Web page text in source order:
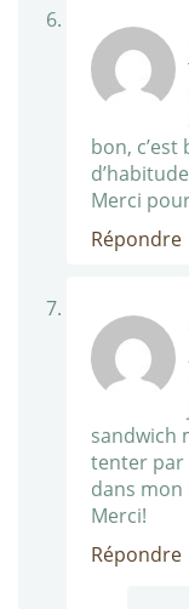
bon, c’est
Merci
Répondre
sandwich
tenter par
dans
Merci!
Répondre